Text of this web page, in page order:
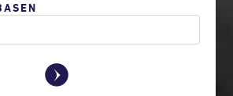
y